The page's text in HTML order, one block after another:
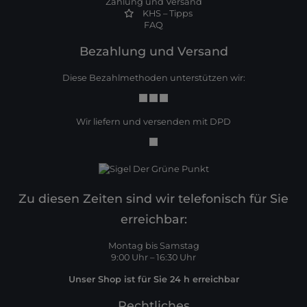
KHS – Tipps
FAQ
Bezahlung und Versand
Diese Bezahlmethoden unterstützen wir:
Wir liefern und versenden mit DPD
Zu diesen Zeiten sind wir telefonisch für Sie
erreichbar:
Montag bis Samstag
9:00 Uhr – 16:30 Uhr
Unser Shop ist für Sie 24 h erreichbar